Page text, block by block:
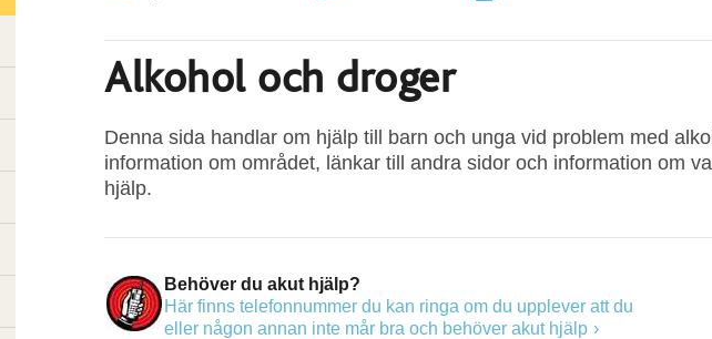
Alkohol och droger
Denna sida handlar om hjälp till barn och unga vid problem med
information om området, länkar till andra sidor och information om
hjälp.
Behöver du akut hjälp?
Här finns telefonnummer du kan ringa om du upplever att du
eller någon annan inte mår bra och behöver akut hjälp